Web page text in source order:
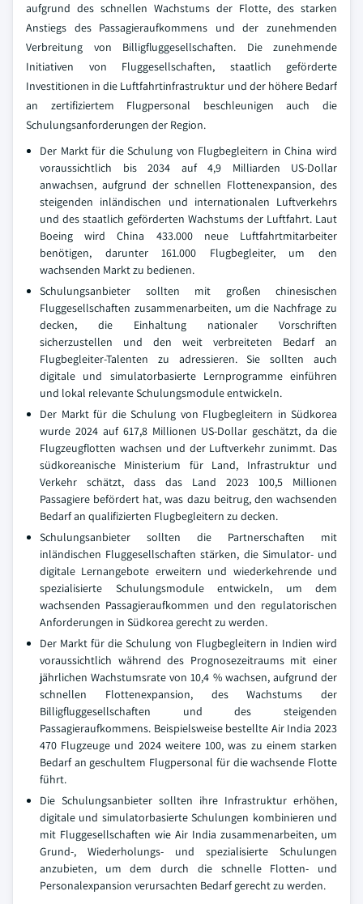
aufgrund des schnellen Wachstums der Flotte, des starken
Anstiegs des Passagieraufkommens und der zunehmenden
Verbreitung von Billigfluggesellschaften. Die zunehmende
Initiativen von Fluggesellschaften, staatlich geförderte
Investitionen in die Luftfahrtinfrastruktur und der höhere Bedarf
an zertifiziertem Flugpersonal beschleunigen auch die
Schulungsanforderungen der Region.
Der Markt für die Schulung von Flugbegleitern in China wird
voraussichtlich bis 2034 auf 4,9 Milliarden US-Dollar
anwachsen, aufgrund der schnellen Flottenexpansion, des
steigenden inländischen und internationalen Luftverkehrs
und des staatlich geförderten Wachstums der Luftfahrt. Laut
Boeing wird China 433.000 neue Luftfahrtmitarbeiter
benötigen, darunter 161.000 Flugbegleiter, um den
wachsenden Markt zu bedienen.
Schulungsanbieter sollten mit großen chinesischen
Fluggesellschaften zusammenarbeiten, um die Nachfrage zu
decken, die Einhaltung nationaler Vorschriften
sicherzustellen und den weit verbreiteten Bedarf an
Flugbegleiter-Talenten zu adressieren. Sie sollten auch
digitale und simulatorbasierte Lernprogramme einführen
und lokal relevante Schulungsmodule entwickeln.
Der Markt für die Schulung von Flugbegleitern in Südkorea
wurde 2024 auf 617,8 Millionen US-Dollar geschätzt, da die
Flugzeugflotten wachsen und der Luftverkehr zunimmt. Das
südkoreanische Ministerium für Land, Infrastruktur und
Verkehr schätzt, dass das Land 2023 100,5 Millionen
Passagiere befördert hat, was dazu beitrug, den wachsenden
Bedarf an qualifizierten Flugbegleitern zu decken.
Schulungsanbieter sollten die Partnerschaften mit
inländischen Fluggesellschaften stärken, die Simulator- und
digitale Lernangebote erweitern und wiederkehrende und
spezialisierte Schulungsmodule entwickeln, um dem
wachsenden Passagieraufkommen und den regulatorischen
Anforderungen in Südkorea gerecht zu werden.
Der Markt für die Schulung von Flugbegleitern in Indien wird
voraussichtlich während des Prognosezeitraums mit einer
jährlichen Wachstumsrate von 10,4 % wachsen, aufgrund der
schnellen Flottenexpansion, des Wachstums der
Billigfluggesellschaften und des steigenden
Passagieraufkommens. Beispielsweise bestellte Air India 2023
470 Flugzeuge und 2024 weitere 100, was zu einem starken
Bedarf an geschultem Flugpersonal für die wachsende Flotte
führt.
Die Schulungsanbieter sollten ihre Infrastruktur erhöhen,
digitale und simulatorbasierte Schulungen kombinieren und
mit Fluggesellschaften wie Air India zusammenarbeiten, um
Grund-, Wiederholungs- und spezialisierte Schulungen
anzubieten, um dem durch die schnelle Flotten- und
Personalexpansion verursachten Bedarf gerecht zu werden.